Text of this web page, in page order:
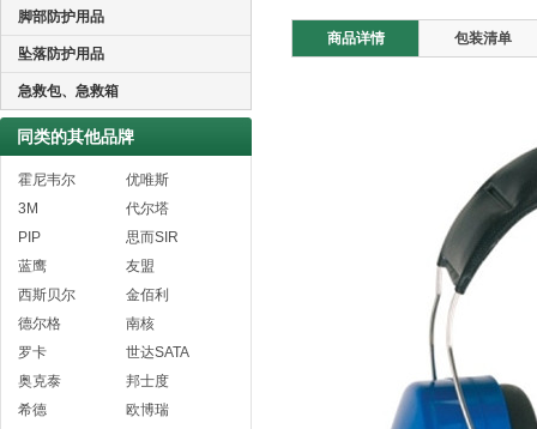
脚部防护用品
坠落防护用品
急救包、急救箱
同类的其他品牌
霍尼韦尔
优唯斯
3M
代尔塔
PIP
思而SIR
蓝鹰
友盟
西斯贝尔
金佰利
德尔格
南核
罗卡
世达SATA
奥克泰
邦士度
希德
欧博瑞
商品详情 包装清单